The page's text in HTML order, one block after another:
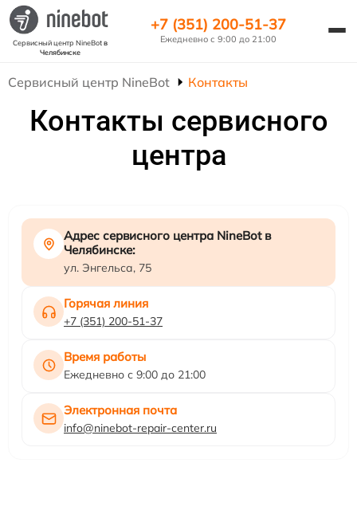
Сервисный центр NineBotв
Челябинске
+7 (351) 200-51-37
Ежедневно с 9:00 до 21:00
Сервисный центр NineBot Контакты
Контакты сервисного
центра
Адрес сервисного центра NineBot в
Челябинске:
ул. Энгельса, 75
Горячая линия
+7 (351) 200-51-37
Время работы
Ежедневно с 9:00 до 21:00
Электронная почта
info@ninebot-repair-center.ru